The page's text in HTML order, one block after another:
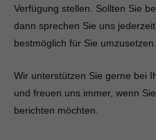
Verfügung stellen. Sollten Sie
dann sprechen Sie uns
bestmöglich für Sie umzusetzen.
Wir unterstützen Sie gerne bei
und freuen uns immer, wenn
berichten möchten.